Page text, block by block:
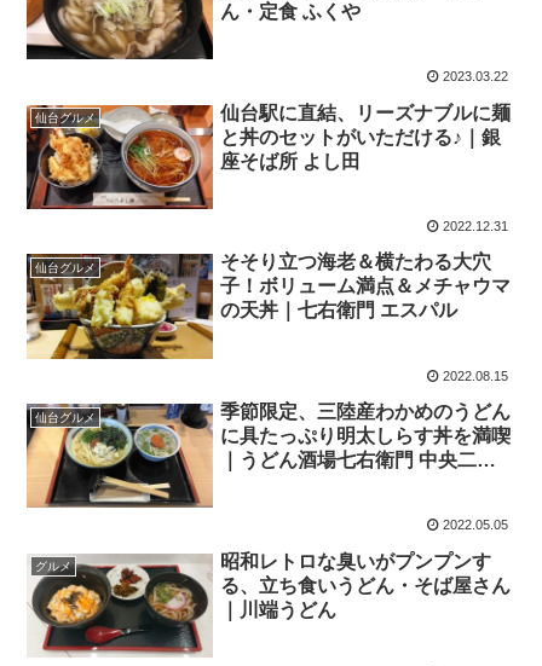
ん・定食 ふくや
2023.03.22
仙台グルメ
仙台駅に直結、リーズナブルに麺
と丼のセットがいただける♪｜銀
座そば所 よし田
2022.12.31
仙台グルメ
そそり立つ海老＆横たわる大穴
子！ボリューム満点＆メチャウマ
の天丼｜七右衛門 エスパル
2022.08.15
仙台グルメ
季節限定、三陸産わかめのうどん
に具たっぷり明太しらす丼を満喫
｜うどん酒場七右衛門 中央二丁
2022.05.05
グルメ
昭和レトロな臭いがプンプンす
る、立ち食いうどん・そば屋さん
｜川端うどん